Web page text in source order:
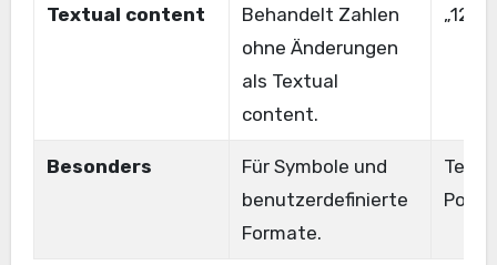
Textual content
Behandelt Zahlen
ohne Änderungen
als Textual
content.
Besonders
Für Symbole und
benutzerdefinierte
Formate.